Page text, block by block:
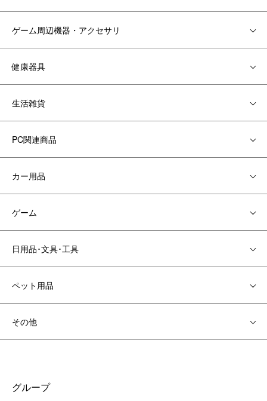
ゲーム周辺機器・アクセサリ
健康器具
生活雑貨
PC関連商品
カー用品
ゲーム
日用品･文具･工具
ペット用品
その他
グループ